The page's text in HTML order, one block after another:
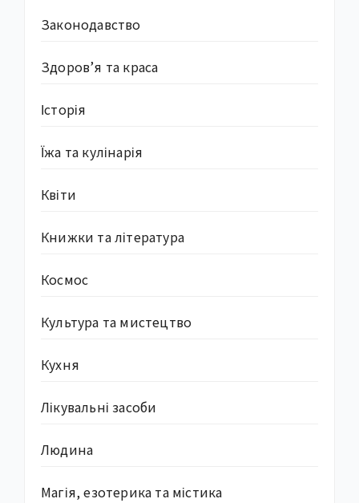
Законодавство
Здоров’я та краса
Історія
Їжа та кулінарія
Квіти
Книжки та література
Космос
Культура та мистецтво
Кухня
Лікувальні засоби
Людина
Магія, езотерика та містика